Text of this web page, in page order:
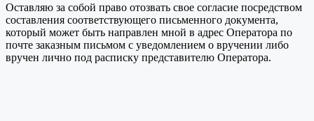
Оставляю за собой право отозвать свое согласие посредством
составления соответствующего письменного документа,
который может быть направлен мной в адрес Оператора по
почте заказным письмом с уведомлением о вручении либо
вручен лично под расписку представителю Оператора.